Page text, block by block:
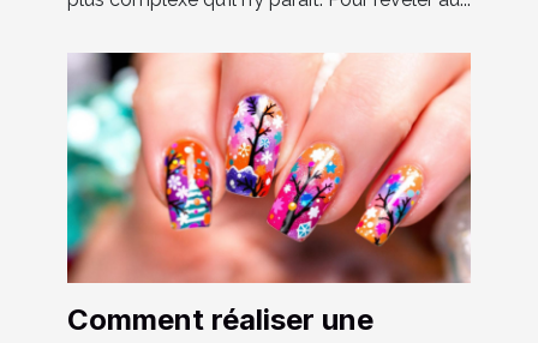
Comment réaliser une